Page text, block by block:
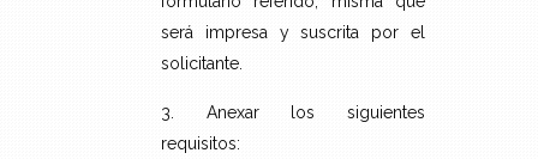
será impresa y suscrita por el
solicitante.
3. Anexar los siguientes
requisitos: